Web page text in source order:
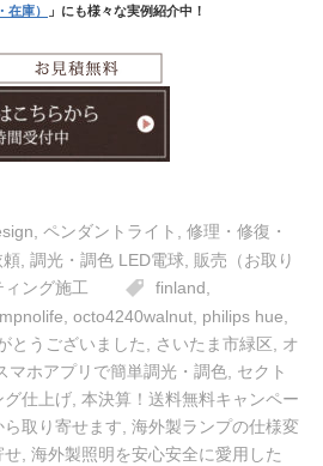
在庫） 」にも様々な実例紹介中！
ペンダントライト
修理・修復・
調光・調色 LED電球
販売（お取り
ィング施工 finland
, octo4240walnut, philips hue,
とうございました, さいたま市緑区, オ
マホアプリで簡単調光・調色, セクト
グ仕上げ, 本決算！送料無料キャンペー
取り寄せます, 海外製ランプの仕様変
せ, 海外製照明を安心安全に愛用した